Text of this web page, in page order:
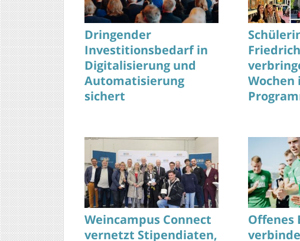
Dringender
Investitionsbedarf in
Digitalisierung und
Automatisierung
sichert
Wochen
Weincampus Connect
vernetzt Stipendiaten,
Offenes